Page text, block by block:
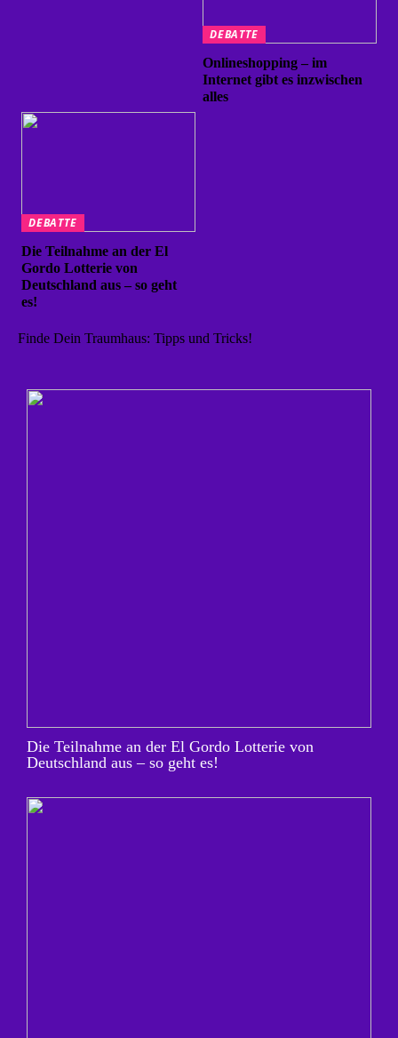
DEBATTE
Onlineshopping – im
Internet gibt es inzwischen
alles
DEBATTE
Die Teilnahme an der El
Gordo Lotterie von
Deutschland aus – so geht
es!
Finde Dein Traumhaus: Tipps und Tricks!
Die Teilnahme an der El Gordo Lotterie von
Deutschland aus – so geht es!